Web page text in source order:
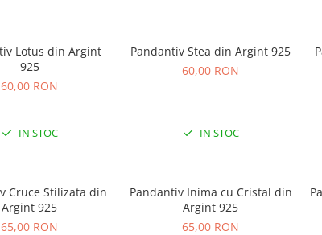
Lotus din Argint
925
60,00 RON
IN STOC
Pandantiv Stea din Argint 925
60,00 RON
IN STOC
Cruce Stilizata din
Argint 925
65,00 RON
Pandantiv Inima cu Cristal din
Argint 925
65,00 RON